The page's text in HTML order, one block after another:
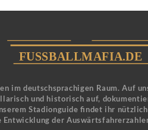
im deutschsprachigen Raum. Auf
und historisch auf,
Stadionguide findet ihr
der